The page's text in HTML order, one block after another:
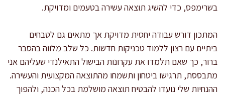
בשרימפס, כדי להשיג תוצאה עשירה בטעמים ומדויקת.
המתכון דורש עבודה יחסית מדויקת אך מתאים גם לטבחים
ביתיים עם רצון ללמוד טכניקות חדשות. כל שלב מלווה בהסבר
ברור, כך שאם תלמדו את עקרונות הבישול התאילנדי שעליהם אני
מתבססת, תרגישו ביטחון ותשמחו מהתוצאה המקצועית והעשירה.
ההנחיות שלי נועדו להבטיח תוצאה מושלמת בכל הכנה, ולהפוך